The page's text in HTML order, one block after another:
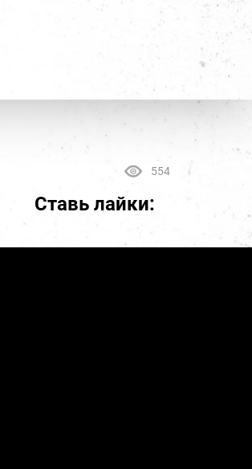
554
Ставь лайки: